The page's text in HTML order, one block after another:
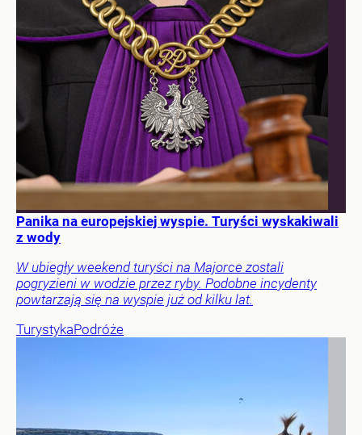
Panika na europejskiej wyspie. Turyści wyskakiwali
z wody
W ubiegły weekend turyści na Majorce zostali
pogryzieni w wodzie przez ryby. Podobne incydenty
powtarzają się na wyspie już od kilku lat.
TurystykaPodróże